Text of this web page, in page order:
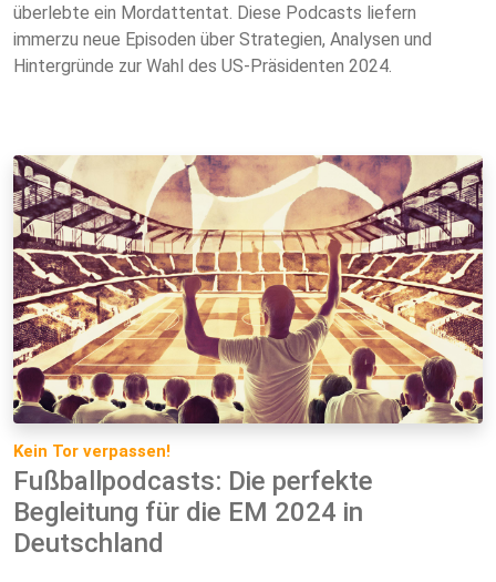
überlebte ein Mordattentat. Diese Podcasts liefern
immerzu neue Episoden über Strategien, Analysen und
Hintergründe zur Wahl des US-Präsidenten 2024.
Kein Tor verpassen!
Fußballpodcasts: Die perfekte
Begleitung für die EM 2024 in
Deutschland